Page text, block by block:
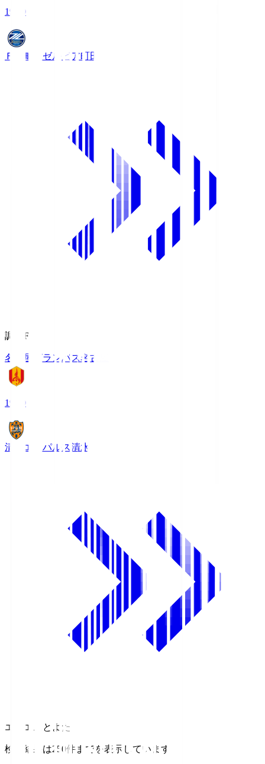
19:00
ＦＣ町田ゼルビア町田
調布FM
名古屋グランパス名古屋
19:00
清水エスパルス 清水
エフエムとよた
検索結果は250件までを表示しています